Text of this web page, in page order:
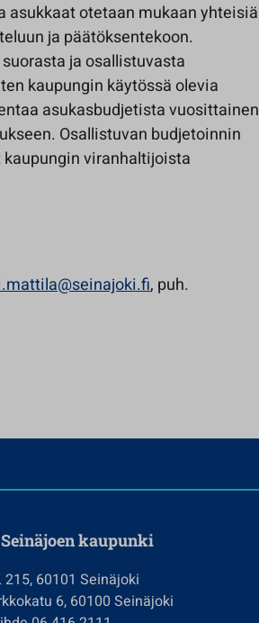
asukkaat otetaan mukaan yhteisiä
ja päätöksentekoon.
ja osallistuvasta
kaupungin käytössä olevia
asukasbudjetista vuosittainen
Osallistuvan budjetoinnin
viranhaltijoista
, puh.
kaupunki
215, 60101 Seinäjoki
6, 60100 Seinäjoki